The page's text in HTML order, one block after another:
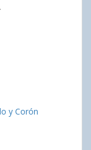
y Corón